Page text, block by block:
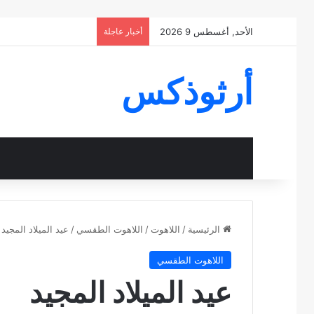
الأحد, أغسطس 9 2026 أخبار عاجلة
أرثوذكس
الرئيسية / اللاهوت / اللاهوت الطقسي / عيد الميلاد المجيد
اللاهوت الطقسي
عيد الميلاد المجيد